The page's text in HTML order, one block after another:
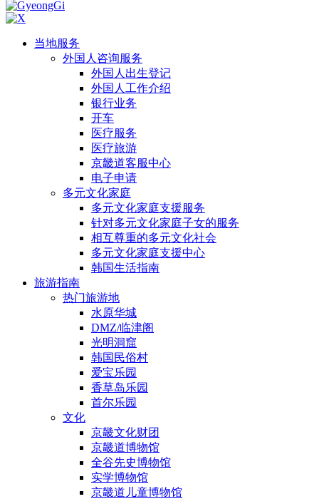
当地服务
外国人咨询服务
外国人出生登记
外国人工作介绍
银行业务
开车
医疗服务
医疗旅游
京畿道客服中心
电子申请
多元文化家庭
多元文化家庭支援服务
针对多元文化家庭子女的服务
相互尊重的多元文化社会
多元文化家庭支援中心
韩国生活指南
旅游指南
热门旅游地
水原华城
DMZ/临津阁
光明洞窟
韩国民俗村
爱宝乐园
香草岛乐园
首尔乐园
文化
京畿文化财团
京畿道博物馆
全谷先史博物馆
实学博物馆
京畿道儿童博物馆